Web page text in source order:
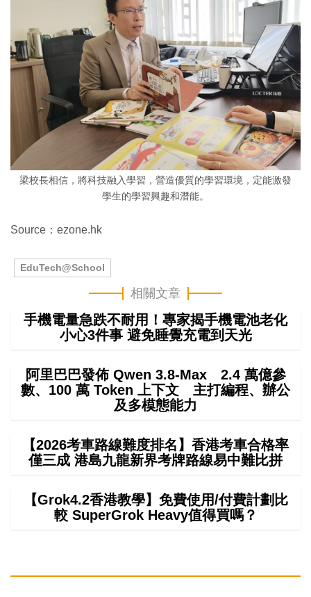
梁校長相信，將科技融入學習，營造優質的學習環境，定能激發
學生的學習興趣和潛能。
Source：ezone.hk
EduTech@School
相關文章
手機電量急跌不耐用！專家揭手機電池老化
小心3件事 避免睡覺充電到天光
阿里巴巴發佈 Qwen 3.8-Max 2.4 萬億參
數、100 萬 Token 上下文 主打編程、辦公
及多模態能力
【2026考車路線難度排名】香港考車合格率
僅三成 港島九龍新界考牌路線易中難比拼
【Grok4.2香港教學】免費使用/付費計劃比
較 SuperGrok Heavy值得買嗎？